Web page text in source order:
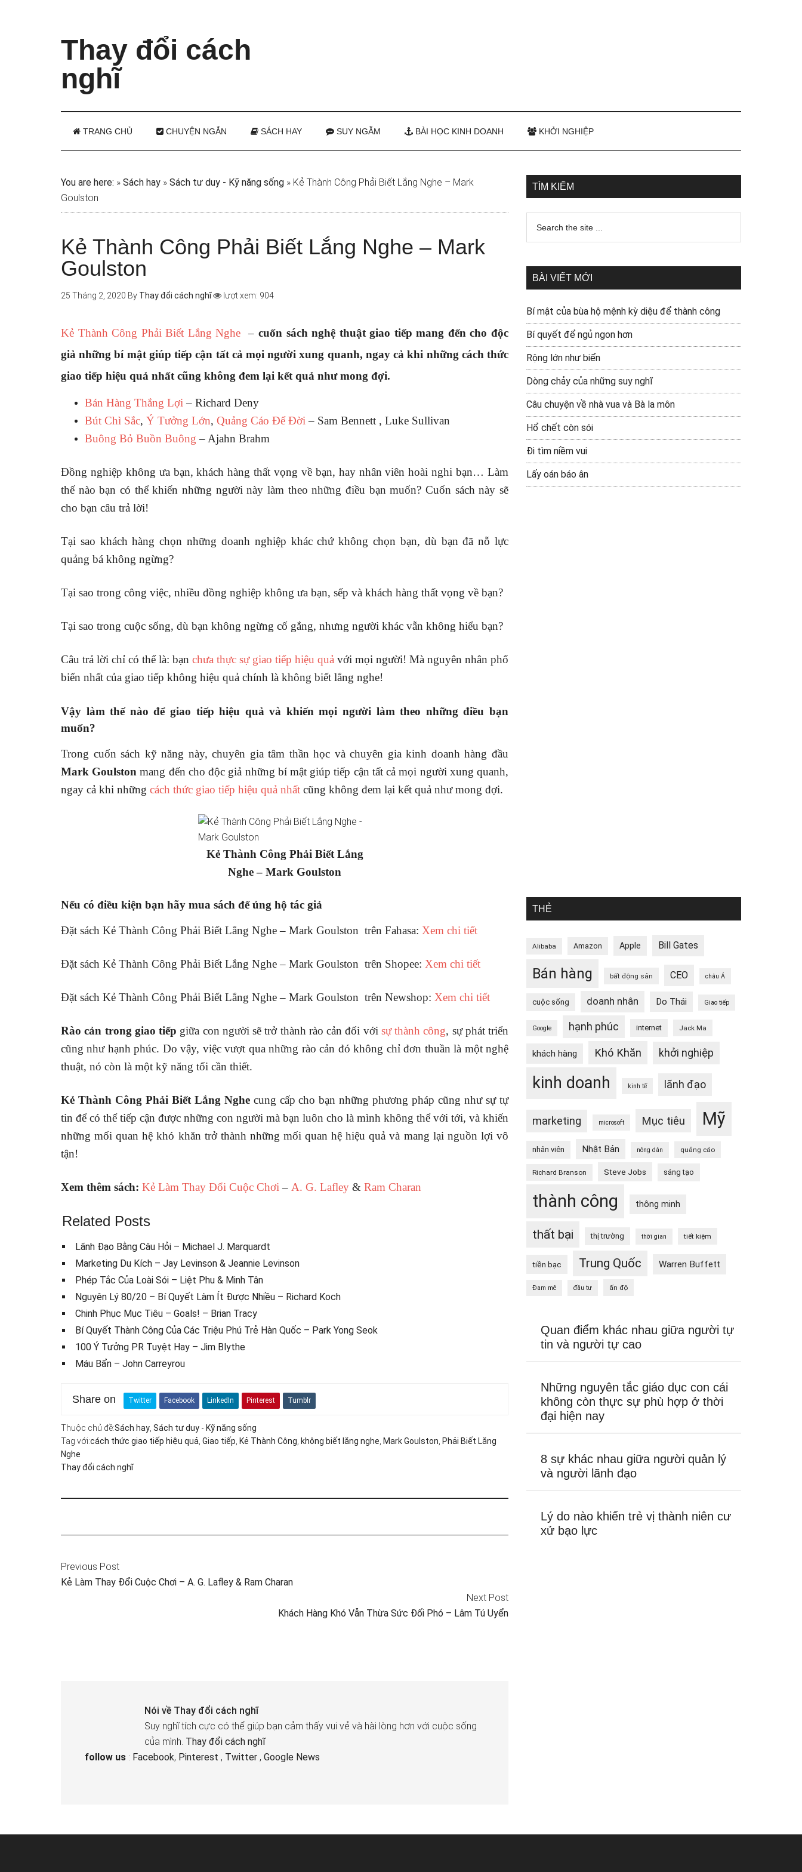
Thay đổi cách
nghĩ
TRANG CHỦ CHUYỆN NGẮN SÁCH HAY SUY NGẪM BÀI HỌC KINH DOANH KHỞI NGHIỆP
You are here: » Sách hay » Sách tư duy - Kỹ năng sống » Kẻ Thành Công Phải Biết Lắng Nghe – Mark
Goulston
Kẻ Thành Công Phải Biết Lắng Nghe – Mark
Goulston
25 Tháng 2, 2020 By Thay đổi cách nghĩ lượt xem: 904
Kẻ Thành Công Phải Biết Lắng Nghe –cuốn sách nghệ thuật giao tiếp mang đến cho độc
giả những bí mật giúp tiếp cận tất cả mọi người xung quanh, ngay cả khi những cách thức
giao tiếp hiệu quả nhất cũng không đem lại kết quả như mong đợi.
Bán Hàng Thắng Lợi – Richard Deny
Bút Chì Sắc, Ý Tưởng Lớn, Quảng Cáo Để Đời – Sam Bennett , Luke Sullivan
Buông Bỏ Buồn Buông – Ajahn Brahm
Đồng nghiệp không ưa bạn, khách hàng thất vọng về bạn, hay nhân viên hoài nghi bạn… Làm
thế nào bạn có thể khiến những người này làm theo những điều bạn muốn? Cuốn sách này sẽ
cho bạn câu trả lời!
Tại sao khách hàng chọn những doanh nghiệp khác chứ không chọn bạn, dù bạn đã nỗ lực
quảng bá không ngừng?
Tại sao trong công việc, nhiều đồng nghiệp không ưa bạn, sếp và khách hàng thất vọng về bạn?
Tại sao trong cuộc sống, dù bạn không ngừng cố gắng, nhưng người khác vẫn không hiểu bạn?
Câu trả lời chỉ có thể là: bạn chưa thực sự giao tiếp hiệu quả với mọi người! Mà nguyên nhân phổ
biến nhất của giao tiếp không hiệu quả chính là không biết lắng nghe!
Vậy làm thế nào để giao tiếp hiệu quả và khiến mọi người làm theo những điều bạn
muốn?
Trong cuốn sách kỹ năng này, chuyên gia tâm thần học và chuyên gia kinh doanh hàng đầu
Mark Goulston mang đến cho độc giả những bí mật giúp tiếp cận tất cả mọi người xung quanh,
ngay cả khi những cách thức giao tiếp hiệu quả nhất cũng không đem lại kết quả như mong đợi.
Kẻ Thành Công Phải Biết Lắng
Nghe – Mark Goulston
Nếu có điều kiện bạn hãy mua sách để ủng hộ tác giả
Đặt sách Kẻ Thành Công Phải Biết Lắng Nghe – Mark Goulston trên Fahasa: Xem chi tiết
Đặt sách Kẻ Thành Công Phải Biết Lắng Nghe – Mark Goulston trên Shopee: Xem chi tiết
Đặt sách Kẻ Thành Công Phải Biết Lắng Nghe – Mark Goulston trên Newshop: Xem chi tiết
Rào cản trong giao tiếp giữa con người sẽ trở thành rào cản đối với sự thành công, sự phát triển
cũng như hạnh phúc. Do vậy, việc vượt qua những rào cản đó không chỉ đơn thuần là một nghệ
thuật, nó còn là một kỹ năng tối cần thiết.
Kẻ Thành Công Phải Biết Lắng Nghecung cấp cho bạn những phương pháp cũng như sự tự
tin để có thể tiếp cận được những con người mà bạn luôn cho là mình không thể với tới, và khiến
những mối quan hệ khó khăn trở thành những mối quan hệ hiệu quả và mang lại nguồn lợi vô
tận!
Xem thêm sách: Kẻ Làm Thay Đổi Cuộc Chơi – A. G. Lafley & Ram Charan
Related Posts
Lãnh Đạo Bằng Câu Hỏi – Michael J. Marquardt
Marketing Du Kích – Jay Levinson & Jeannie Levinson
Phép Tắc Của Loài Sói – Liệt Phu & Minh Tân
Nguyên Lý 80/20 – Bí Quyết Làm Ít Được Nhiều – Richard Koch
Chinh Phục Mục Tiêu – Goals! – Brian Tracy
Bí Quyết Thành Công Của Các Triệu Phú Trẻ Hàn Quốc – Park Yong Seok
100 Ý Tưởng PR Tuyệt Hay – Jim Blythe
Máu Bẩn – John Carreyrou
Share on Twitter Facebook LinkedIn Pinterest Tumblr
Thuộc chủ đề:Sách hay Sách tư duy - Kỹ năng sống
Tag với:cách thức giao tiếp hiệu quả Giao tiếp Kẻ Thành Công không biết lắng nghe Mark Goulston Phải Biết Lắng
Nghe
Thay đổi cách nghĩ
Previous Post
Kẻ Làm Thay Đổi Cuộc Chơi – A. G. Lafley & Ram Charan
Next Post
Khách Hàng Khó Vẫn Thừa Sức Đối Phó – Lâm Tú Uyển
Nói về Thay đổi cách nghĩ
Suy nghĩ tích cực có thể giúp bạn cảm thấy vui vẻ và hài lòng hơn với cuộc sống
của mình. Thay đổi cách nghĩ
follow us : Facebook, Pinterest , Twitter , Google News
TÌM KIẾM
BÀI VIẾT MỚI
Bí mật của bùa hộ mệnh kỳ diệu để thành công
Bí quyết để ngủ ngon hơn
Rộng lớn như biển
Dòng chảy của những suy nghĩ
Câu chuyện về nhà vua và Bà la môn
Hổ chết còn sói
Đi tìm niềm vui
Lấy oán báo ân
THẺ
Alibaba Amazon Apple Bill Gates
Bán hàng bất động sản CEO châu Á
cuộc sống doanh nhân Do Thái Giao tiếp
Google hạnh phúc internet Jack Ma
khách hàng Khó Khăn khởi nghiệp
kinh doanh kinh tế lãnh đạo
marketing microsoft Mục tiêu Mỹ
nhân viên Nhật Bản nông dân quảng cáo
Richard Branson Steve Jobs sáng tạo
thành công thông minh
thất bại thị trường thời gian tiết kiệm
tiền bạc Trung Quốc Warren Buffett
Đam mê đầu tư ấn độ
Quan điểm khác nhau giữa người tự
tin và người tự cao
Những nguyên tắc giáo dục con cái
không còn thực sự phù hợp ở thời
đại hiện nay
8 sự khác nhau giữa người quản lý
và người lãnh đạo
Lý do nào khiến trẻ vị thành niên cư
xử bạo lực